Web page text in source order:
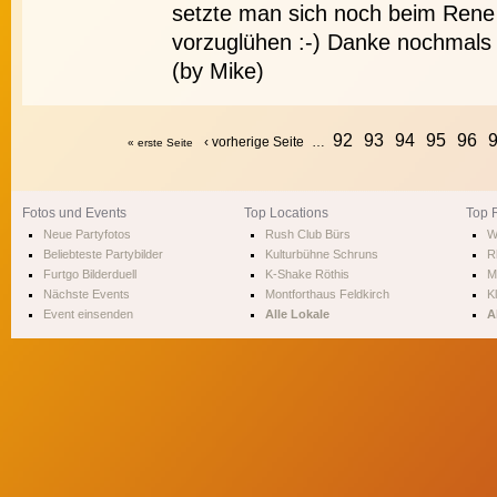
setzte man sich noch beim
vorzuglühen :-) Danke
(by Mike)
« erste Seite ‹ vorherige Seite … 92 93 94 95 96
Fotos und Events
Neue Partyfotos
Beliebteste Partybilder
Furtgo Bilderduell
Nächste Events
Event einsenden
Top Locations
Rush Club Bürs
Kulturbühne Schruns
K-Shake Röthis
Montforthaus Feldkirch
Alle Lokale
Top